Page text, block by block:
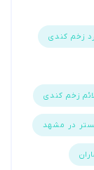
کندی
زخم کندی
در مشهد